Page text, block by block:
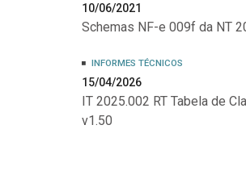
10/06/2021
Schemas NF-e 009f da NT
INFORMES TÉCNICOS
15/04/2026
IT 2025.002 RT Tabela de
v1.50